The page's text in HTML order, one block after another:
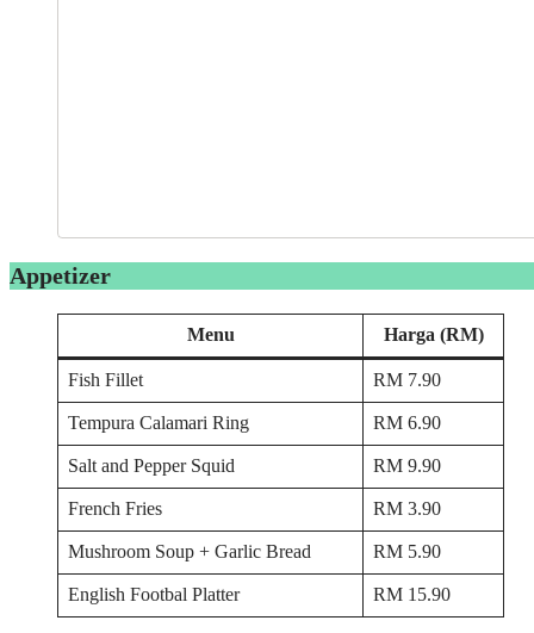
Appetizer
Menu Harga (RM)
Fish Fillet
RM 7.90
Tempura Calamari Ring
RM 6.90
Salt and Pepper Squid
RM 9.90
French Fries
RM 3.90
Mushroom Soup + Garlic Bread
RM 5.90
English Footbal Platter
RM 15.90